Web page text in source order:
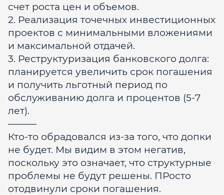
счет роста цен и объемов.
2. Реализация точечных инвестиционных
проектов с минимальными вложениями
и максимальной отдачей.
3. Реструктуризация банковского долга:
планируется увеличить срок погашения
и получить льготный период по
обслуживанию долга и процентов (5-7
лет).
———
Кто-то обрадовался из-за того, что допки
не будет. Мы видим в этом негатив,
поскольку это означает, что структурные
проблемы не будут решены. ПРосто
отодвинули сроки погашения.